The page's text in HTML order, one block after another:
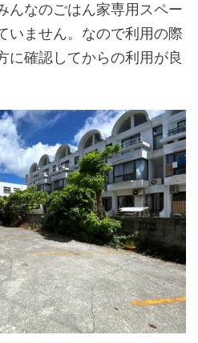
んなのごはん家専用スペー
いません。なので利用の際
に確認してからの利用が良